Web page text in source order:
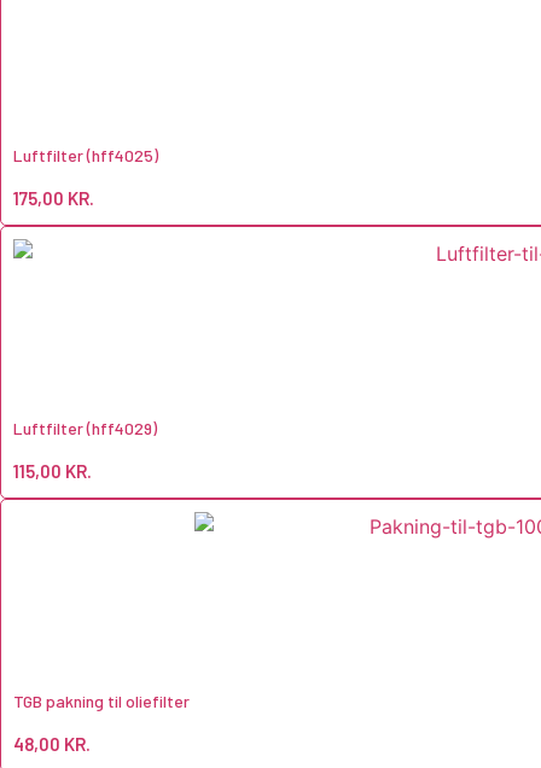
Luftfilter (hff4025)
175,00 KR.
Luftfilter (hff4029)
115,00 KR.
TGB pakning til oliefilter
48,00 KR.